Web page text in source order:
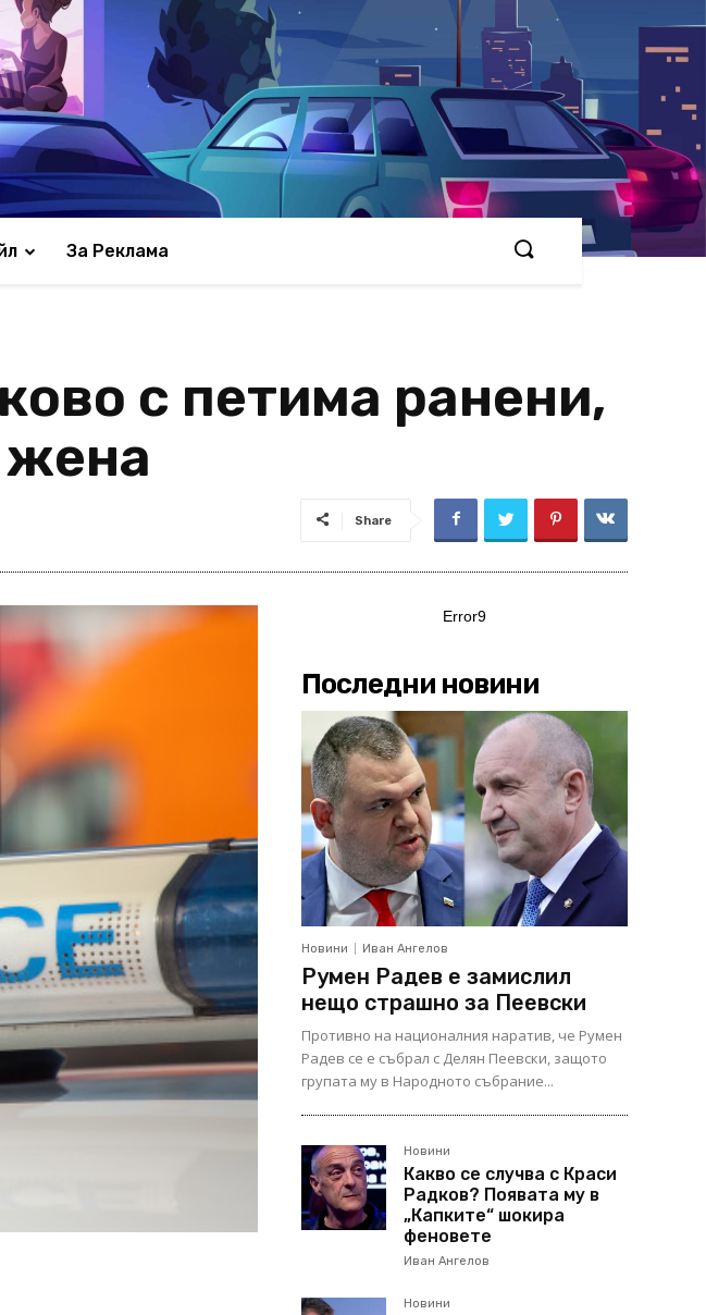
За Реклама
с петима ранени,
жена
Share
Error9
Последни новини
Новини Иван Ангелов
Румен Радев е замислил
нещо страшно за Пеевски
Противно на националния наратив, че Румен
Радев се е събрал с Делян Пеевски, защото
групата му в Народното събрание...
Новини
Какво се случва с Краси
Радков? Появата му в
„Капките“ шокира
феновете
Иван Ангелов
Новини